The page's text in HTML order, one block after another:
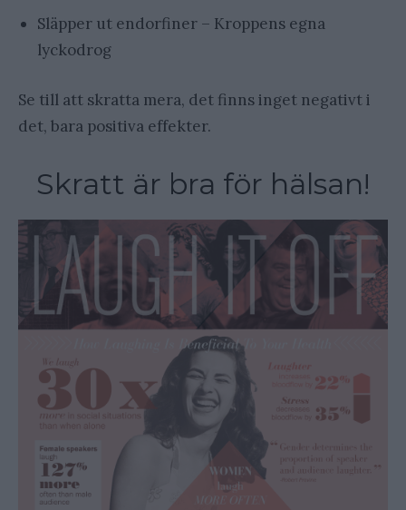
Släpper ut endorfiner – Kroppens egna
lyckodrog
Se till att skratta mera, det finns inget negativt i
det, bara positiva effekter.
Skratt är bra för hälsan!